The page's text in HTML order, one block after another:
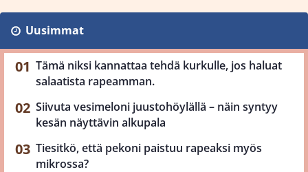
Uusimmat
Tämä niksi kannattaa tehdä kurkulle, jos haluat
salaatista rapeamman.
Siivuta vesimeloni juustohöylällä – näin syntyy
kesän näyttävin alkupala
Tiesitkö, että pekoni paistuu rapeaksi myös
mikrossa?